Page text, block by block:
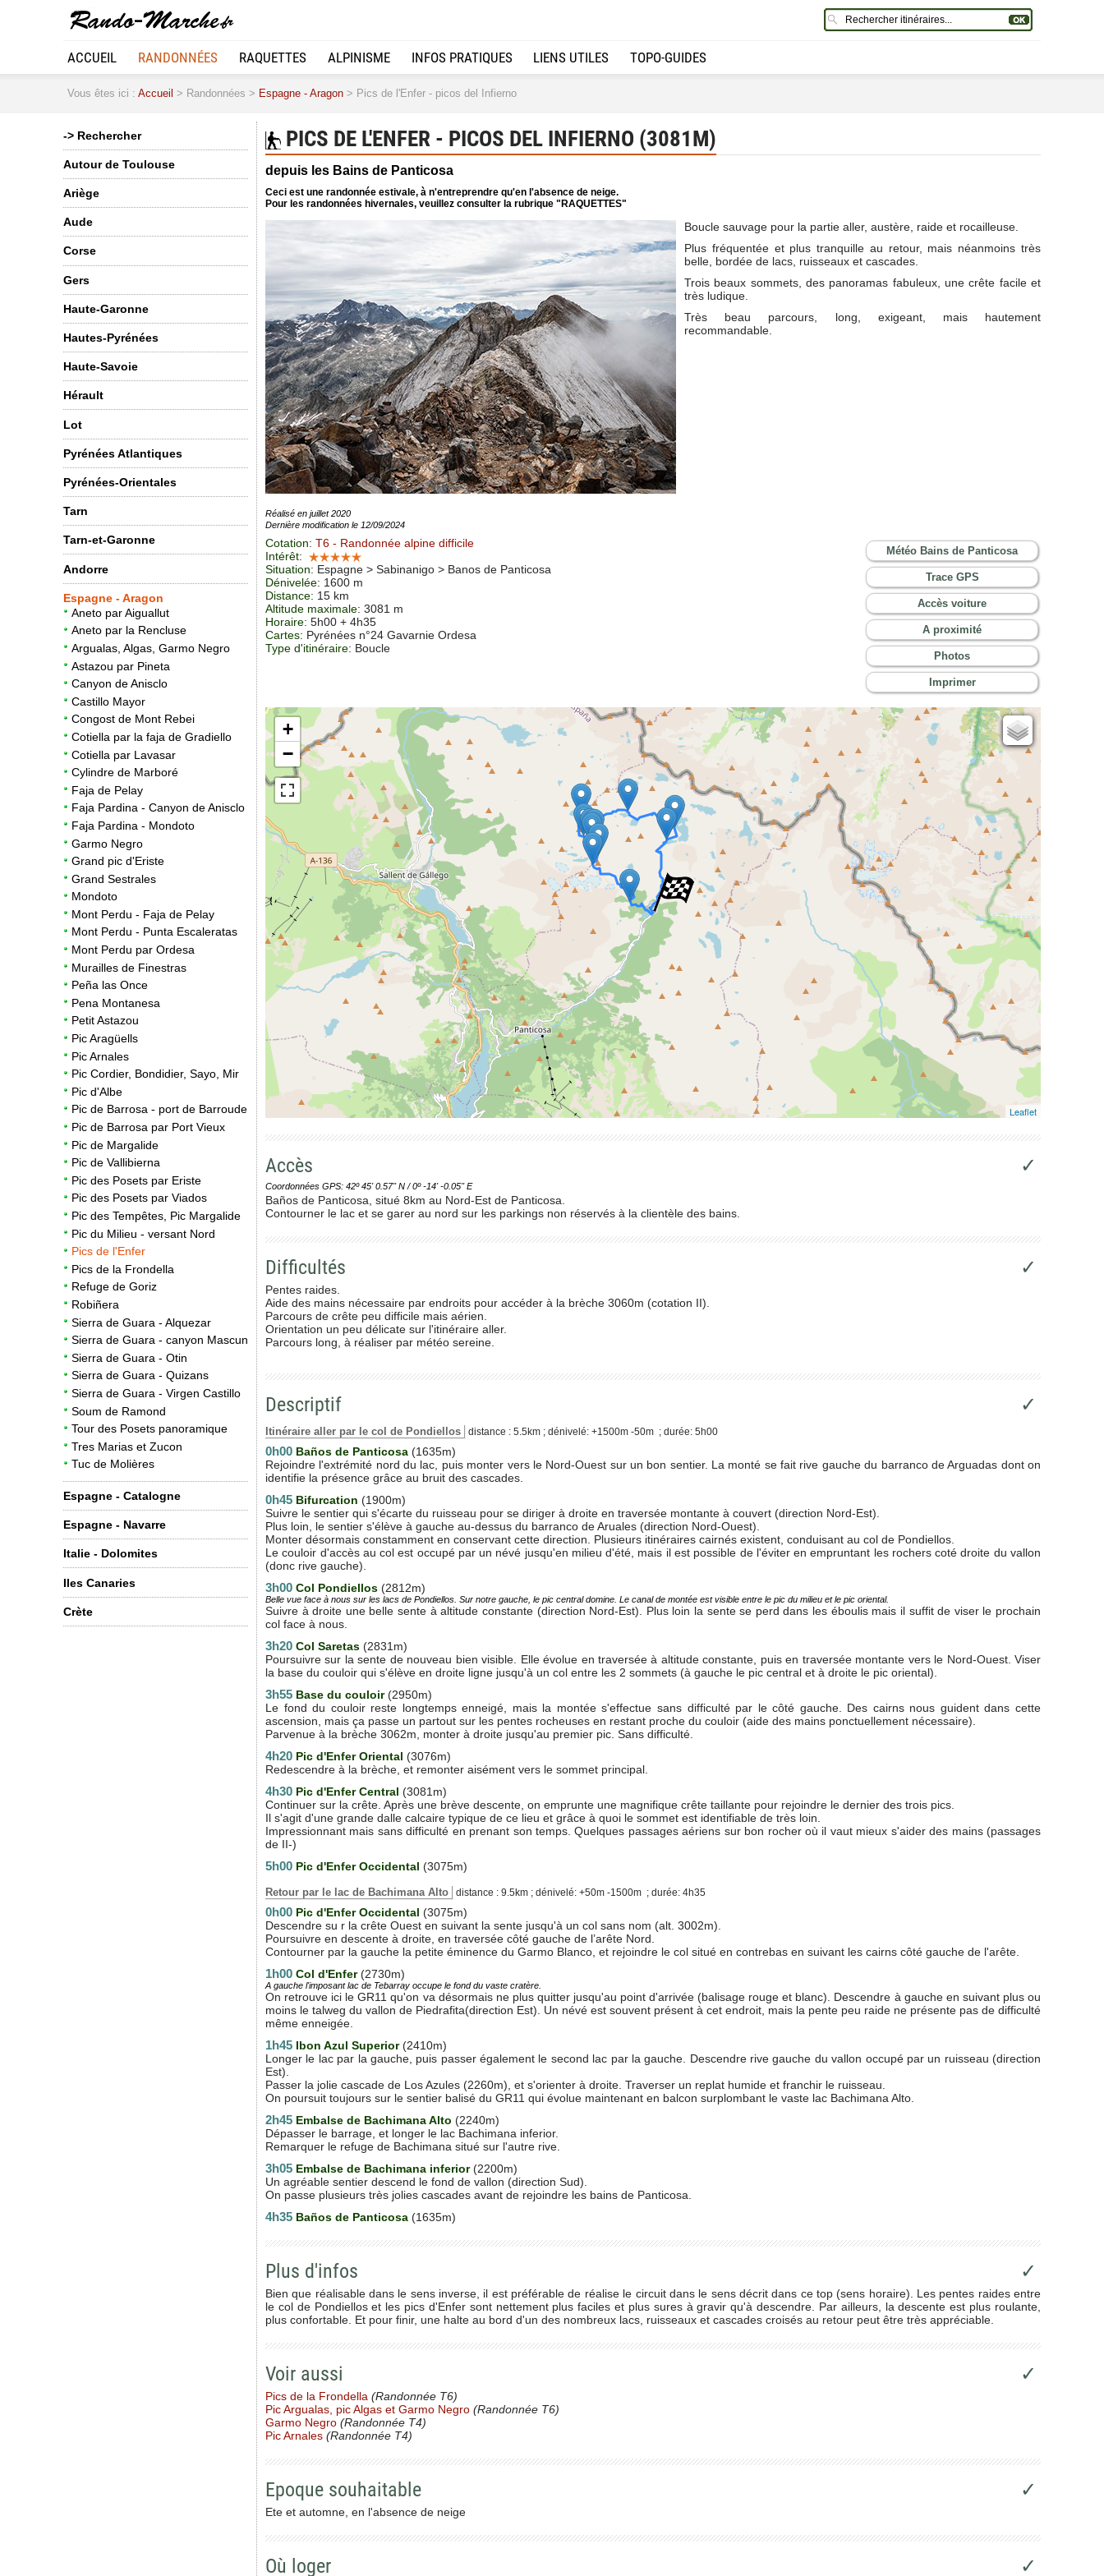
ACCUEIL RANDONNÉES RAQUETTES ALPINISME INFOS PRATIQUES LIENS UTILES TOPO-GUIDES
Vous êtes ici : Accueil > Randonnées > Espagne - Aragon > Pics de l'Enfer - picos del Infierno
-> Rechercher
Autour de Toulouse
Ariège
Aude
Corse
Gers
Haute-Garonne
Hautes-Pyrénées
Haute-Savoie
Hérault
Lot
Pyrénées Atlantiques
Pyrénées-Orientales
Tarn
Tarn-et-Garonne
Andorre
Espagne - Aragon
Aneto par Aiguallut
Aneto par la Rencluse
Argualas, Algas, Garmo Negro
Astazou par Pineta
Canyon de Anisclo
Castillo Mayor
Congost de Mont Rebei
Cotiella par la faja de Gradiello
Cotiella par Lavasar
Cylindre de Marboré
Faja de Pelay
Faja Pardina - Canyon de Anisclo
Faja Pardina - Mondoto
Garmo Negro
Grand pic d'Eriste
Grand Sestrales
Mondoto
Mont Perdu - Faja de Pelay
Mont Perdu - Punta Escaleratas
Mont Perdu par Ordesa
Murailles de Finestras
Peña las Once
Pena Montanesa
Petit Astazou
Pic Aragüells
Pic Arnales
Pic Cordier, Bondidier, Sayo, Mir
Pic d'Albe
Pic de Barrosa - port de Barroude
Pic de Barrosa par Port Vieux
Pic de Margalide
Pic de Vallibierna
Pic des Posets par Eriste
Pic des Posets par Viados
Pic des Tempêtes, Pic Margalide
Pic du Milieu - versant Nord
Pics de l'Enfer
Pics de la Frondella
Refuge de Goriz
Robiñera
Sierra de Guara - Alquezar
Sierra de Guara - canyon Mascun
Sierra de Guara - Otin
Sierra de Guara - Quizans
Sierra de Guara - Virgen Castillo
Soum de Ramond
Tour des Posets panoramique
Tres Marias et Zucon
Tuc de Molières
Espagne - Catalogne
Espagne - Navarre
Italie - Dolomites
Iles Canaries
Crète
PICS DE L'ENFER - PICOS DEL INFIERNO (3081M)
depuis les Bains de Panticosa
Ceci est une randonnée estivale, à n'entreprendre qu'en l'absence de neige.
Pour les randonnées hivernales, veuillez consulter la rubrique "RAQUETTES"
Boucle sauvage pour la partie aller, austère, raide et rocailleuse.
Plus fréquentée et plus tranquille au retour, mais néanmoins très
belle, bordée de lacs, ruisseaux et cascades.
Trois beaux sommets, des panoramas fabuleux, une crête facile et
très ludique.
Très beau parcours, long, exigeant, mais hautement
recommandable.
Réalisé en juillet 2020
Dernière modification le 12/09/2024
Cotation: T6 - Randonnée alpine difficile
Intérêt:
Situation: Espagne > Sabinanigo > Banos de Panticosa
Dénivelée: 1600 m
Distance: 15 km
Altitude maximale: 3081 m
Horaire: 5h00 + 4h35
Cartes: Pyrénées n°24 Gavarnie Ordesa
Type d'itinéraire: Boucle
Météo Bains de Panticosa
Trace GPS
Accès voiture
A proximité
Photos
Imprimer
+
−
Cartes IGN
Open Topo Map
Open Street Map
ESRI Word Imagery
Leaflet
Accès ✓
Coordonnées GPS: 42º 45' 0.57'' N / 0º -14' -0.05'' E
Baños de Panticosa, situé 8km au Nord-Est de Panticosa.
Contourner le lac et se garer au nord sur les parkings non réservés à la clientèle des bains.
Difficultés ✓
Pentes raides.
Aide des mains nécessaire par endroits pour accéder à la brèche 3060m (cotation II).
Parcours de crête peu difficile mais aérien.
Orientation un peu délicate sur l'itinéraire aller.
Parcours long, à réaliser par météo sereine.
Descriptif ✓
Itinéraire aller par le col de Pondiellos distance : 5.5km ; dénivelé: +1500m -50m ; durée: 5h00
0h00 Baños de Panticosa (1635m)
Rejoindre l'extrémité nord du lac, puis monter vers le Nord-Ouest sur un bon sentier. La monté se fait rive gauche du barranco de Arguadas dont on
identifie la présence grâce au bruit des cascades.
0h45 Bifurcation (1900m)
Suivre le sentier qui s'écarte du ruisseau pour se diriger à droite en traversée montante à couvert (direction Nord-Est).
Plus loin, le sentier s'élève à gauche au-dessus du barranco de Aruales (direction Nord-Ouest).
Monter désormais constamment en conservant cette direction. Plusieurs itinéraires cairnés existent, conduisant au col de Pondiellos.
Le couloir d'accès au col est occupé par un névé jusqu'en milieu d'été, mais il est possible de l'éviter en empruntant les rochers coté droite du vallon
(donc rive gauche).
3h00 Col Pondiellos (2812m)
Belle vue face à nous sur les lacs de Pondiellos. Sur notre gauche, le pic central domine. Le canal de montée est visible entre le pic du milieu et le pic oriental.
Suivre à droite une belle sente à altitude constante (direction Nord-Est). Plus loin la sente se perd dans les éboulis mais il suffit de viser le prochain
col face à nous.
3h20 Col Saretas (2831m)
Poursuivre sur la sente de nouveau bien visible. Elle évolue en traversée à altitude constante, puis en traversée montante vers le Nord-Ouest. Viser
la base du couloir qui s'élève en droite ligne jusqu'à un col entre les 2 sommets (à gauche le pic central et à droite le pic oriental).
3h55 Base du couloir (2950m)
Le fond du couloir reste longtemps enneigé, mais la montée s'effectue sans difficulté par le côté gauche. Des cairns nous guident dans cette
ascension, mais ça passe un partout sur les pentes rocheuses en restant proche du couloir (aide des mains ponctuellement nécessaire).
Parvenue à la brèche 3062m, monter à droite jusqu'au premier pic. Sans difficulté.
4h20 Pic d'Enfer Oriental (3076m)
Redescendre à la brèche, et remonter aisément vers le sommet principal.
4h30 Pic d'Enfer Central (3081m)
Continuer sur la crête. Après une brève descente, on emprunte une magnifique crête taillante pour rejoindre le dernier des trois pics.
Il s'agit d'une grande dalle calcaire typique de ce lieu et grâce à quoi le sommet est identifiable de très loin.
Impressionnant mais sans difficulté en prenant son temps. Quelques passages aériens sur bon rocher où il vaut mieux s'aider des mains (passages
de II-)
5h00 Pic d'Enfer Occidental (3075m)
Retour par le lac de Bachimana Alto distance : 9.5km ; dénivelé: +50m -1500m ; durée: 4h35
0h00 Pic d'Enfer Occidental (3075m)
Descendre su r la crête Ouest en suivant la sente jusqu'à un col sans nom (alt. 3002m).
Poursuivre en descente à droite, en traversée côté gauche de l’arête Nord.
Contourner par la gauche la petite éminence du Garmo Blanco, et rejoindre le col situé en contrebas en suivant les cairns côté gauche de l'arête.
1h00 Col d'Enfer (2730m)
A gauche l'imposant lac de Tebarray occupe le fond du vaste cratère.
On retrouve ici le GR11 qu'on va désormais ne plus quitter jusqu'au point d'arrivée (balisage rouge et blanc). Descendre à gauche en suivant plus ou
moins le talweg du vallon de Piedrafita(direction Est). Un névé est souvent présent à cet endroit, mais la pente peu raide ne présente pas de difficulté
même enneigée.
1h45 Ibon Azul Superior (2410m)
Longer le lac par la gauche, puis passer également le second lac par la gauche. Descendre rive gauche du vallon occupé par un ruisseau (direction
Est).
Passer la jolie cascade de Los Azules (2260m), et s'orienter à droite. Traverser un replat humide et franchir le ruisseau.
On poursuit toujours sur le sentier balisé du GR11 qui évolue maintenant en balcon surplombant le vaste lac Bachimana Alto.
2h45 Embalse de Bachimana Alto (2240m)
Dépasser le barrage, et longer le lac Bachimana inferior.
Remarquer le refuge de Bachimana situé sur l'autre rive.
3h05 Embalse de Bachimana inferior (2200m)
Un agréable sentier descend le fond de vallon (direction Sud).
On passe plusieurs très jolies cascades avant de rejoindre les bains de Panticosa.
4h35 Baños de Panticosa (1635m)
Plus d'infos ✓
Bien que réalisable dans le sens inverse, il est préférable de réalise le circuit dans le sens décrit dans ce top (sens horaire). Les pentes raides entre
le col de Pondiellos et les pics d'Enfer sont nettement plus faciles et plus sures à gravir qu'à descendre. Par ailleurs, la descente est plus roulante,
plus confortable. Et pour finir, une halte au bord d'un des nombreux lacs, ruisseaux et cascades croisés au retour peut être très appréciable.
Voir aussi ✓
Pics de la Frondella (Randonnée T6)
Pic Argualas, pic Algas et Garmo Negro (Randonnée T6)
Garmo Negro (Randonnée T4)
Pic Arnales (Randonnée T4)
Epoque souhaitable ✓
Ete et automne, en l'absence de neige
Où loger ✓